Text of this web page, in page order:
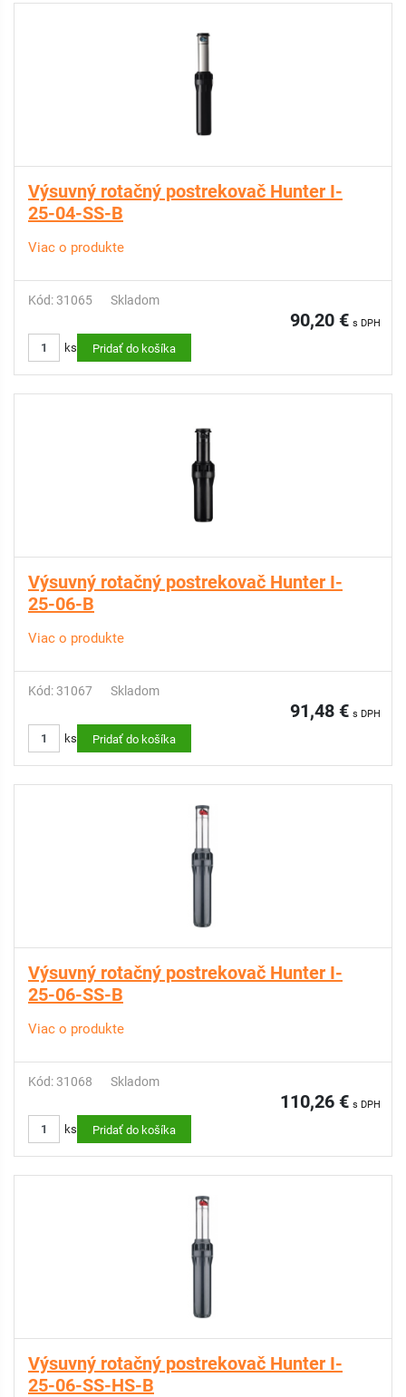
Výsuvný rotačný postrekovač Hunter I-
25-04-SS-B
Viac o produkte
Kód: 31065 Skladom
90,20 € s DPH
ks Pridať do košíka
Výsuvný rotačný postrekovač Hunter I-
25-06-B
Viac o produkte
Kód: 31067 Skladom
91,48 € s DPH
ks Pridať do košíka
Výsuvný rotačný postrekovač Hunter I-
25-06-SS-B
Viac o produkte
Kód: 31068 Skladom
110,26 € s DPH
ks Pridať do košíka
Výsuvný rotačný postrekovač Hunter I-
25-06-SS-HS-B